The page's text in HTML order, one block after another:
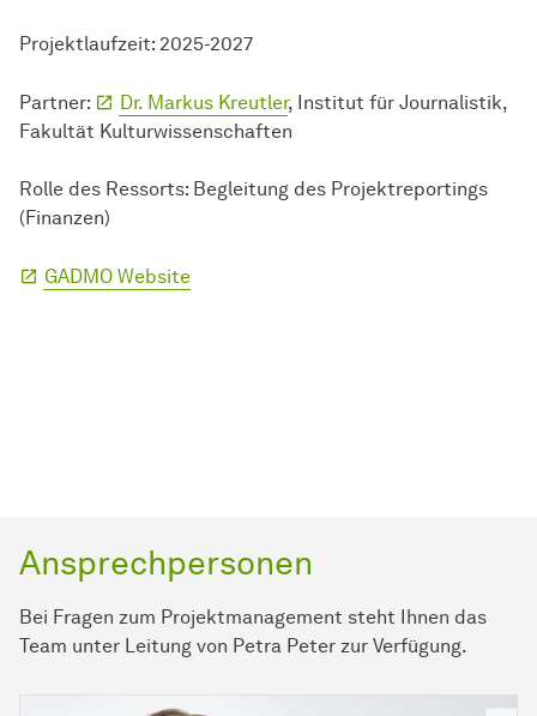
Projektlaufzeit: 2025-2027
Partner: Dr. Markus Kreutler, Institut für Journalistik,
Fakultät Kulturwissenschaften
Rolle des Ressorts: Begleitung des Projektreportings
(Finanzen)
GADMO Website
Ansprechpersonen
Bei Fragen zum Projektmanagement steht Ihnen das
Team unter Leitung von Petra Peter zur Verfügung.